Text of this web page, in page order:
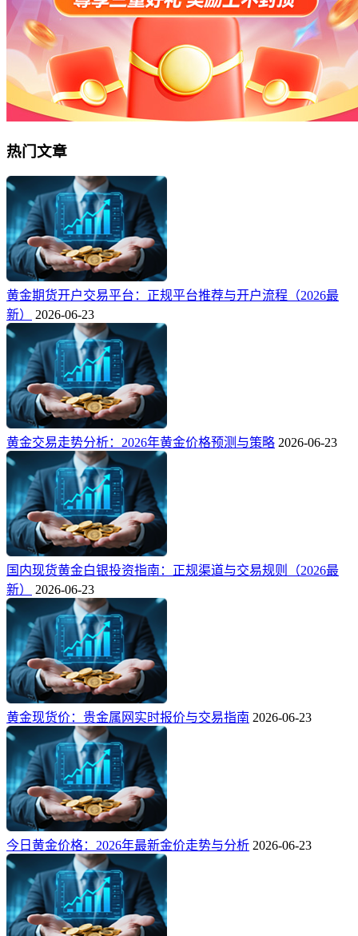
热门文章
黄金期货开户交易平台：正规平台推荐与开户流程（2026最
新）
2026-06-23
黄金交易走势分析：2026年黄金价格预测与策略 2026-06-23
国内现货黄金白银投资指南：正规渠道与交易规则（2026最
新）
2026-06-23
黄金现货价：贵金属网实时报价与交易指南 2026-06-23
今日黄金价格：2026年最新金价走势与分析 2026-06-23